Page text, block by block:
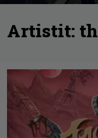
Artistit: